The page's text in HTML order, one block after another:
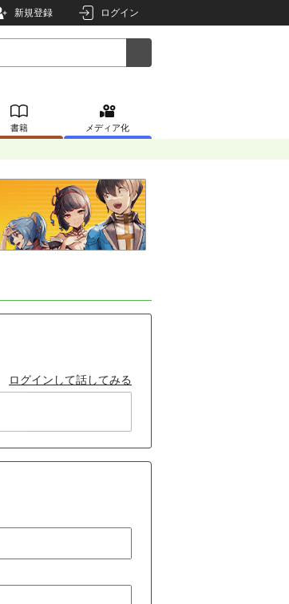
新規登録 ログイン
書籍 メディア化
ログインして話してみる